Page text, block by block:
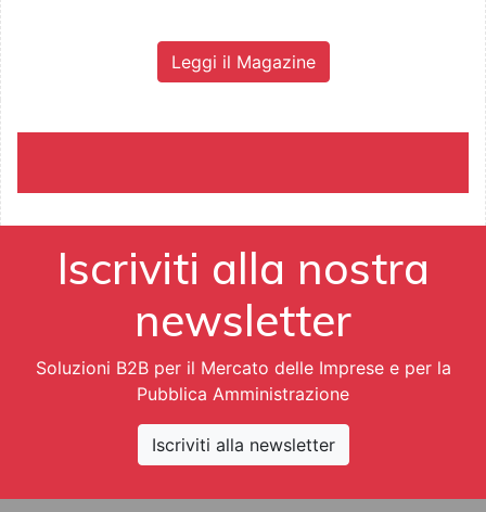
Leggi il Magazine
Iscriviti alla nostra
newsletter
Soluzioni B2B per il Mercato delle Imprese e per la
Pubblica Amministrazione
Iscriviti alla newsletter